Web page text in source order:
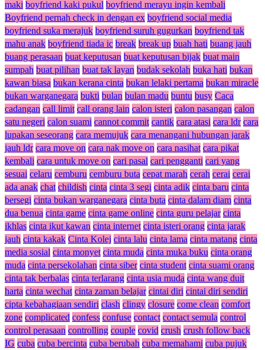
maki boyfriend kaki pukul boyfriend merayu ingin kembali
Boyfriend pernah check in dengan ex boyfriend social media
boyfriend suka merajuk boyfriend suruh gugurkan boyfriend tak
mahu anak boyfriend tiada ic break break up buah hati buang jauh
buang perasaan buat keputusan buat keputusan bijak buat main
sumpah buat pilihan buat tak layan budak sekolah buka hati bukan
kawan biasa bukan kerana cinta bukan lelaki pertama bukan miracle
bukan warganegara bukti bulan bulan madu buntu busy Caca
cadangan call limit call orang lain calon isteri calon pasangan calon
satu negeri calon suami cannot commit cantik cara atasi cara ldr cara
lupakan seseorang cara memujuk cara menangani hubungan jarak
jauh ldr cara move on cara nak move on cara nasihat cara pikat
kembali cara untuk move on cari pasal cari pengganti cari yang
sesuai celaru cemburu cemburu buta cepat marah cerah cerai cerai
ada anak chat childish cinta cinta 3 segi cinta adik cinta baru cinta
bersegi cinta bukan warganegara cinta buta cinta dalam diam cinta
dua benua cinta game cinta game online cinta guru pelajar cinta
ikhlas cinta ikut kawan cinta internet cinta isteri orang cinta jarak
jauh cinta kakak Cinta Kolej cinta lalu cinta lama cinta matang cinta
media sosial cinta monyet cinta muda cinta muka buku cinta orang
muda cinta persekolahan cinta siber cinta student cinta suami orang
cinta tak berbalas cinta terlarang cinta usia muda cinta wang duit
harta cinta wechat cinta zaman belajar cintai diri cintai diri sendiri
cipta kebahagiaan sendiri clash clingy closure come clean comfort
zone complicated confess confuse contact contact semula control
control perasaan controlling couple covid crush crush follow back
IG cuba cuba bercinta cuba berubah cuba memahami cuba pujuk